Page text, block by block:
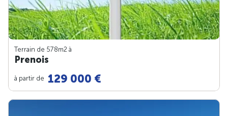
Terrain de 578m2 à
Prenois
à partir de 129 000 €